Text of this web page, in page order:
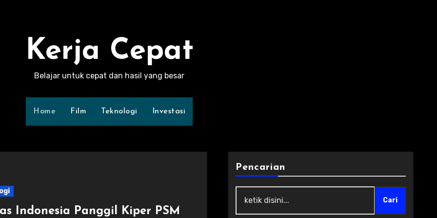
Kerja Cepat
Belajar untuk cepat dan hasil yang besar
Home Film Teknologi Investasi
Indonesia Panggil Kiper PSM
Pencarian
Cari